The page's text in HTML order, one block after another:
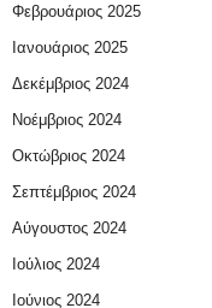
Φεβρουάριος 2025
Ιανουάριος 2025
Δεκέμβριος 2024
Νοέμβριος 2024
Οκτώβριος 2024
Σεπτέμβριος 2024
Αύγουστος 2024
Ιούλιος 2024
Ιούνιος 2024